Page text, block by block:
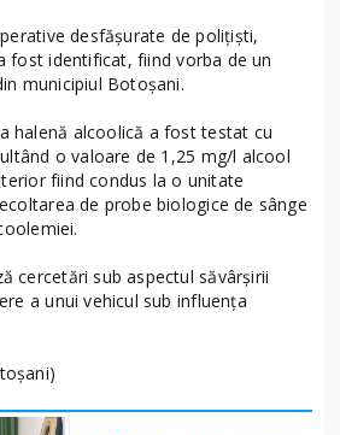
desfășurate de polițiști,
fost identificat, fiind vorba de un
municipiul Botoșani.
halenă alcoolică a fost testat cu
o valoare de 1,25 mg/l alcool
fiind condus la o unitate
de probe biologice de sânge
cercetări sub aspectul săvârșirii
a unui vehicul sub influența